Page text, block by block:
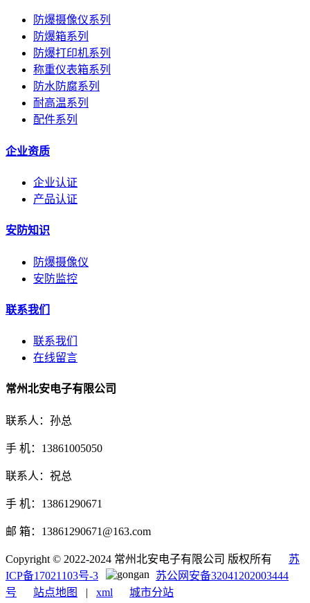
防爆摄像仪系列
防爆箱系列
防爆打印机系列
称重仪表箱系列
防水防腐系列
耐高温系列
配件系列
企业资质
企业认证
产品认证
安防知识
防爆摄像仪
安防监控
联系我们
联系我们
在线留言
常州北安电子有限公司
联系人：孙总
手 机：13861005050
联系人：祝总
手 机：13861290671
邮 箱：13861290671@163.com
Copyright © 2022-2024 常州北安电子有限公司 版权所有 苏
ICP备17021103号-3
苏公网安备32041202003444
号
站点地图 | xml 城市分站